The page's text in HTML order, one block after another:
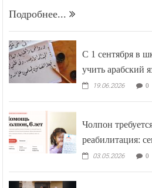
Подробнее...
С 1 сентября в
учить арабский
19.06.2026 0
Чолпон
реабилитация:
03.05.2026 0